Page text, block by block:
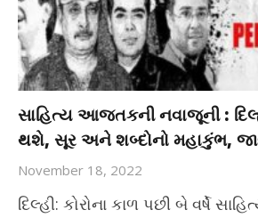
સાહિત્ય આજતકની નવાજૂની :
થશે, સૂર અને શબ્દોનો મહાકુંભ,
November 18, 2022
દિલ્હી: કોરોના કાળ પછી બે વર્ષે